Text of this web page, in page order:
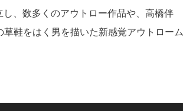
、数多くのアウトロー作品や、高橋伴
鞋をはく男を描いた新感覚アウトローム